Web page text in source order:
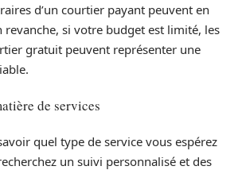
d’un courtier payant peuvent en
revanche, si votre budget est limité, les
gratuit peuvent représenter une
de services
quel type de service vous espérez
un suivi personnalisé et des